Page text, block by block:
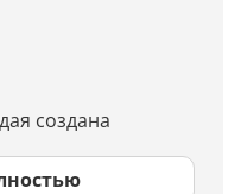
создана